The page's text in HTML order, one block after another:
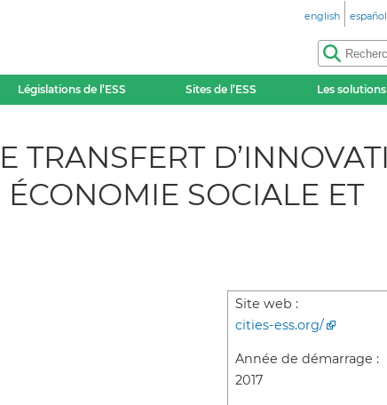
english español
Législations de l’ESS Sites de l’ESS Les solutions
TRANSFERT
SOCIALE ET
Site web :
cities-ess.org/
Année de démarrage :
2017